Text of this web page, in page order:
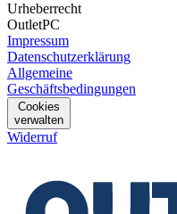
Urheberrecht
OutletPC
Impressum
Datenschutzerklärung
Allgemeine
Geschäftsbedingungen
Cookies
verwalten
Widerruf